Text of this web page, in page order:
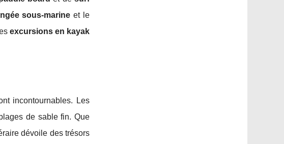
sous-marine et le
excursions en kayak
incontournables. Les
de sable fin. Que
dévoile des trésors